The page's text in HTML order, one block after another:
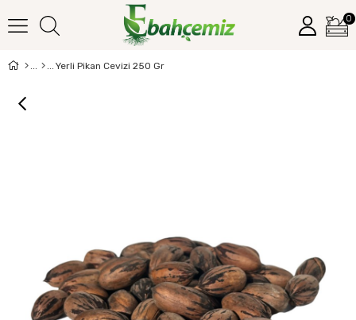
0
Yerli Pikan Cevizi 250 Gr